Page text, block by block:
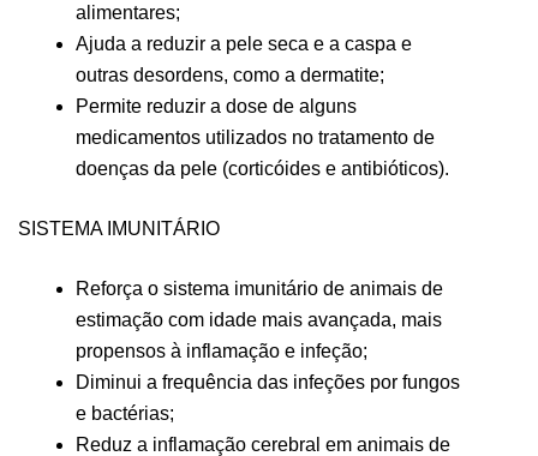
alimentares;
Ajuda a reduzir a pele seca e a caspa e
outras desordens, como a dermatite;
Permite reduzir a dose de alguns
medicamentos utilizados no tratamento de
doenças da pele (corticóides e antibióticos).
SISTEMA IMUNITÁRIO
Reforça o sistema imunitário de animais de
estimação com idade mais avançada, mais
propensos à inflamação e infeção;
Diminui a frequência das infeções por fungos
e bactérias;
Reduz a inflamação cerebral em animais de